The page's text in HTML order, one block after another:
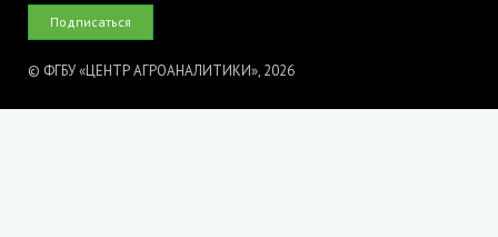
© ФГБУ «ЦЕНТР АГРОАНАЛИТИКИ», 2026